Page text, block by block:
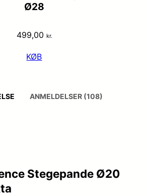
Ø28
499,00 kr.
KØB
ANMELDELSER (108)
Stegepande Ø20